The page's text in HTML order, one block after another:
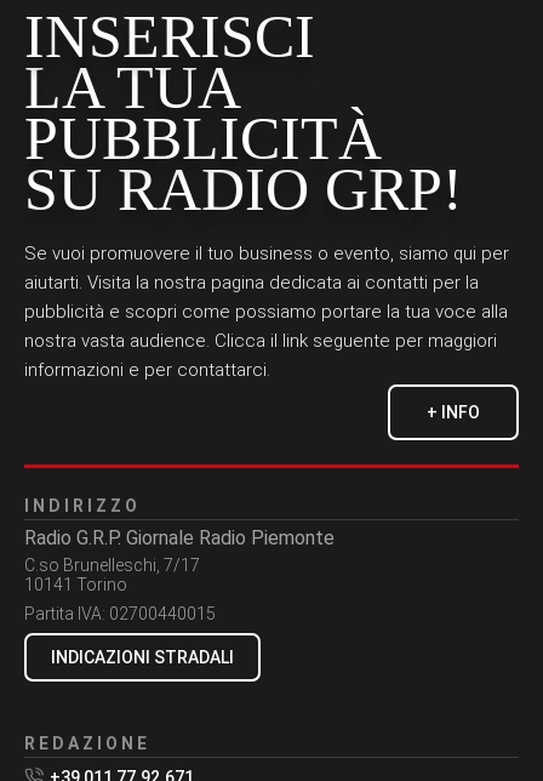
INSERISCI
LA TUA
PUBBLICITÀ
SU RADIO GRP!
Se vuoi promuovere il tuo business o evento, siamo qui per
aiutarti. Visita la nostra pagina dedicata ai contatti per la
pubblicità e scopri come possiamo portare la tua voce alla
nostra vasta audience. Clicca il link seguente per maggiori
informazioni e per contattarci.
+ INFO
INDIRIZZO
Radio G.R.P. Giornale Radio Piemonte
C.so Brunelleschi, 7/17
10141 Torino
Partita IVA: 02700440015
INDICAZIONI STRADALI
REDAZIONE
+39 011 77.92.671